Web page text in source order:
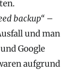
backup“ –
und man
Google
aufgrund